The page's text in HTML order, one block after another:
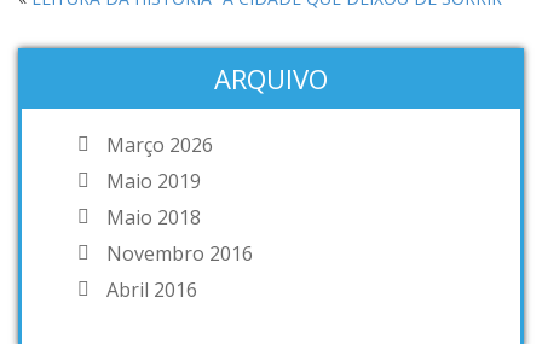
ARQUIVO
Março 2026
Maio 2019
Maio 2018
Novembro 2016
Abril 2016